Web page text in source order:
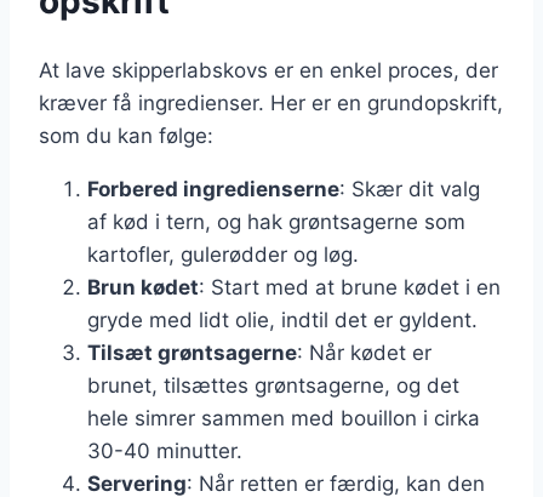
At lave skipperlabskovs er en enkel proces, der
kræver få ingredienser. Her er en grundopskrift,
som du kan følge:
Forbered ingredienserne: Skær dit valg
af kød i tern, og hak grøntsagerne som
kartofler, gulerødder og løg.
Brun kødet: Start med at brune kødet i en
gryde med lidt olie, indtil det er gyldent.
Tilsæt grøntsagerne: Når kødet er
brunet, tilsættes grøntsagerne, og det
hele simrer sammen med bouillon i cirka
30-40 minutter.
Servering: Når retten er færdig, kan den